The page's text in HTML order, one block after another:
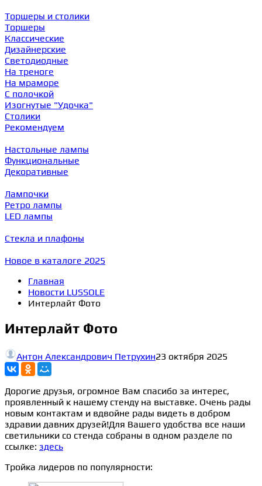
Торшеры и столики
Торшеры
Классические
Дизайнерские
Светодиодные
На треноге
На мраморе
С полочкой
Изогнутые "Удочка"
Столики
Рекомендуем
Настольные лампы
Функциональные
Декоративные
Лампочки
Ретро лампы
LED лампы
Стекла и плафоны
Новое в каталоге 2025
Главная
Новости LUSSOLE
Интерлайт Фото
Интерлайт Фото
Антон Александрович Петрухин23 октября 2025
Дорогие друзья, огромное Вам спасибо за интерес,
проявленный к нашему стенду на выставке. Очень рады
новым контактам и вдвойне рады видеть в добром
здравии давних друзей!Для Вашего удобства все наши
светильники со стенда собраны в одном разделе по
ссылке: здесь
Тройка лидеров по популярности: